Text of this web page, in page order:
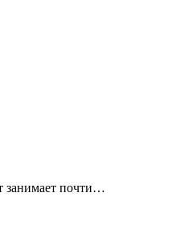
занимает почти…